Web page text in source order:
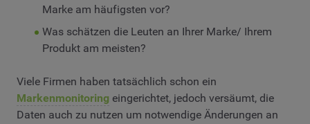
Marke am häufigsten vor?
Was schätzen die Leuten an Ihrer Marke/ Ihrem
Produkt am meisten?
Viele Firmen haben tatsächlich schon ein
Markenmonitoring eingerichtet, jedoch versäumt, die
Daten auch zu nutzen um notwendige Änderungen an